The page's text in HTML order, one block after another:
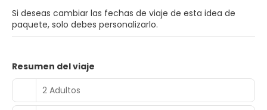
Si deseas cambiar las fechas de viaje de esta idea de
paquete, solo debes personalizarlo.
Resumen del viaje
2 Adultos